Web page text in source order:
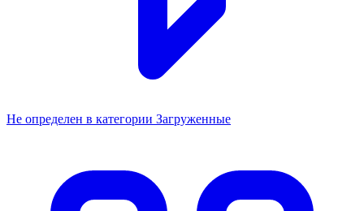
Не определен в категории Загруженные